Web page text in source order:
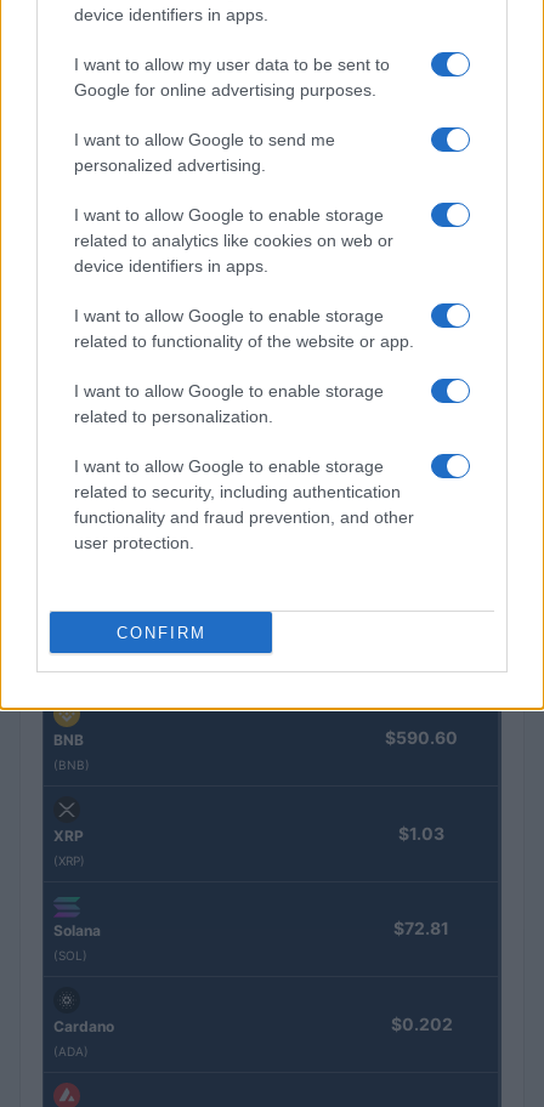
device identifiers in apps.
I want to allow my user data to be sent to
Google for online advertising purposes.
I want to allow Google to send me
personalized advertising.
I want to allow Google to enable storage
related to analytics like cookies on web or
device identifiers in apps.
I want to allow Google to enable storage
related to functionality of the website or app.
I want to allow Google to enable storage
related to personalization.
I want to allow Google to enable storage
related to security, including authentication
functionality and fraud prevention, and other
user protection.
CONFIRM
Diego Martín · 5 Ago 2026
COTIZACIONES CRYPTO
Nombre Precio
Bitcoin
Ethereum
(ETH)
BNB
(BNB)
$590.60
XRP
(XRP)
$1.03
Solana
(SOL)
$72.81
Cardano
(ADA)
$0.202